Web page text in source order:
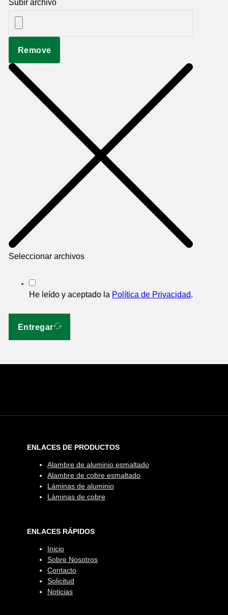
Subir archivo
Remove
Seleccionar archivos
He leído y aceptado la Política de Privacidad
Entregar
ENLACES DE PRODUCTOS
Alambre de aluminio esmaltado
Alambre de cobre esmaltado
Láminas de aluminio
Láminas de cobre
ENLACES RÁPIDOS
Inicio
Sobre Nosotros
Contacto
Solicitud
Noticias